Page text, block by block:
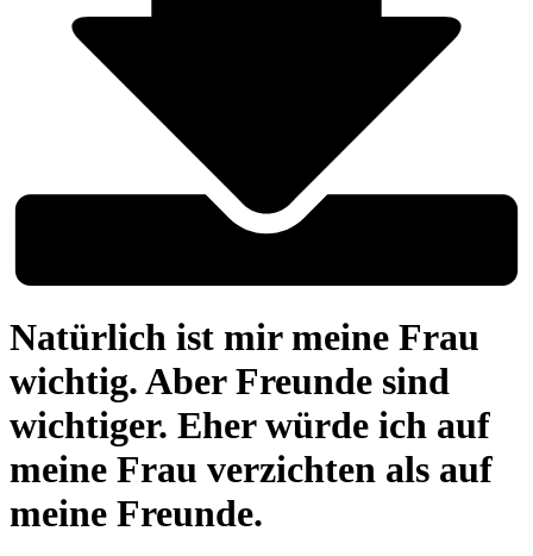
Natürlich ist mir meine Frau
wichtig. Aber Freunde sind
wichtiger. Eher würde ich auf
meine Frau verzichten als auf
meine Freunde.